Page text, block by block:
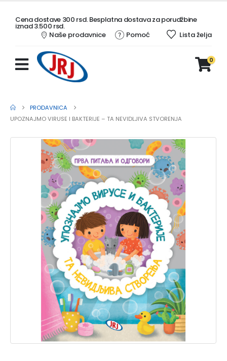
Cena dostave 300 rsd. Besplatna dostava za porudžbine
iznad 3.500 rsd.
Naše prodavnice
Pomoć Lista želja
0
PRODAVNICA
UPOZNAJMO VIRUSE I BAKTERIJE – TA NEVIDLJIVA STVORENJA